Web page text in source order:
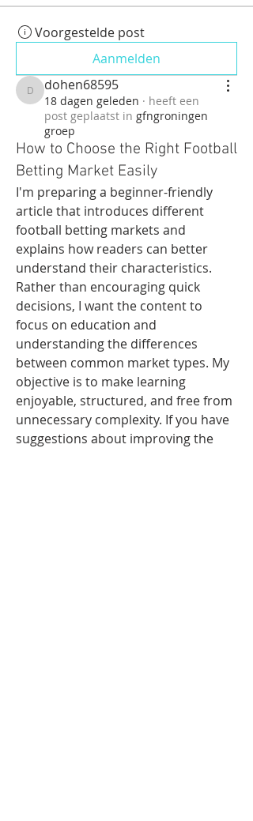
Voorgestelde post
Aanmelden
dohen68595
dohen68595
18 dagen geleden · heeft een
post geplaatst in gfngroningen
groep
How to Choose the Right Football
Betting Market Easily
I'm preparing a beginner-friendly
article that introduces different
football betting markets and
explains how readers can better
understand their characteristics.
Rather than encouraging quick
decisions, I want the content to
focus on education and
understanding the differences
between common market types. My
objective is to make learning
enjoyable, structured, and free from
unnecessary complexity. If you have
suggestions about improving the